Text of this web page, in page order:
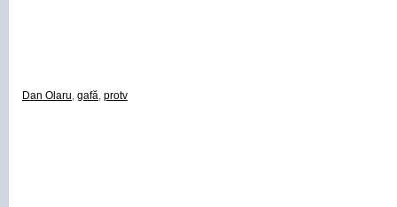
Dan Olaru, gafă, protv